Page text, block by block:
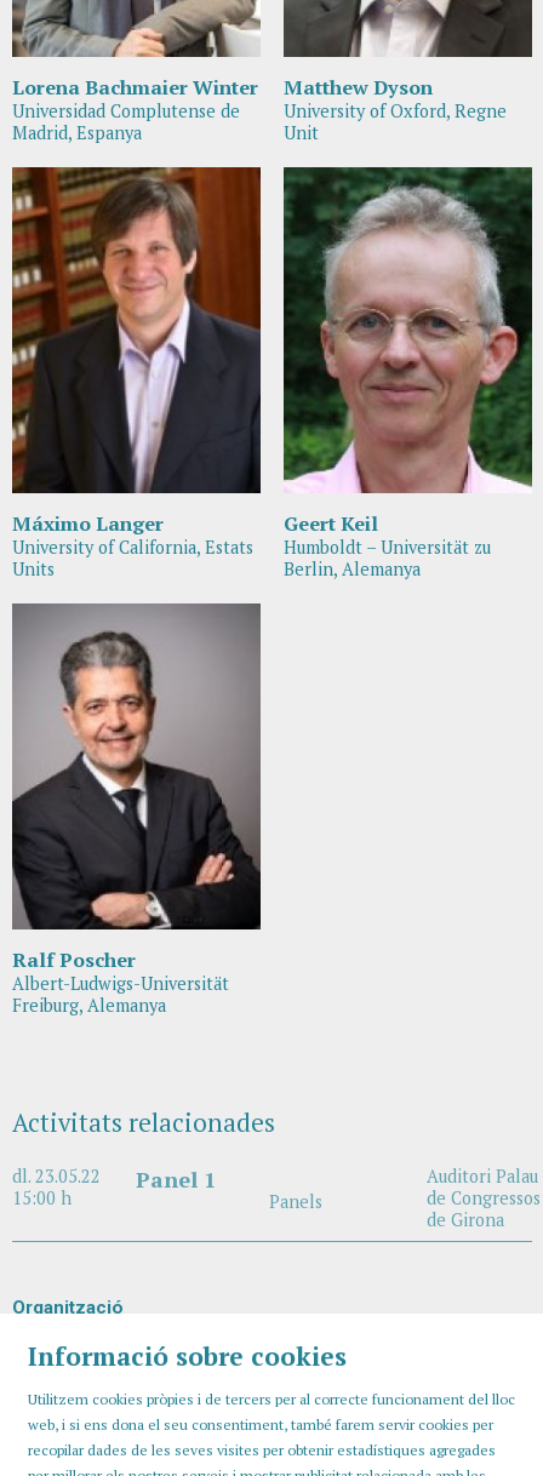
Lorena Bachmaier Winter
Universidad Complutense de
Madrid, Espanya
Matthew Dyson
University of Oxford, Regne
Unit
Máximo Langer
University of California, Estats
Units
Geert Keil
Humboldt – Universität zu
Berlin, Alemanya
Ralf Poscher
Albert-Ludwigs-Universität
Freiburg, Alemanya
Activitats relacionades
dl. 23.05.22
15:00 h
Panel 1
Panels
Auditori Palau
de Congressos
de Girona
Organització
Informació sobre cookies
Utilitzem cookies pròpies i de tercers per al correcte funcionament del lloc
web, i si ens dona el seu consentiment, també farem servir cookies per
recopilar dades de les seves visites per obtenir estadístiques agregades